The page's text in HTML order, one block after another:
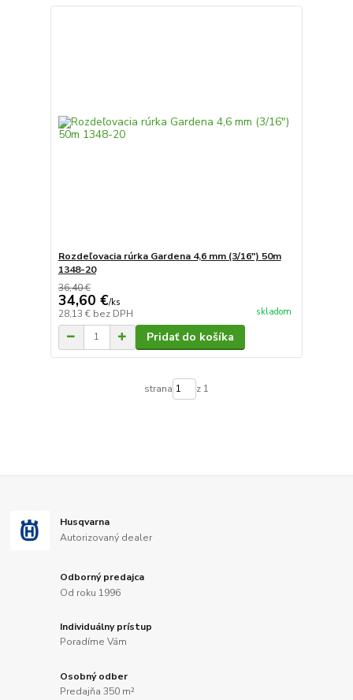
Rozdeľovacia rúrka Gardena 4,6 mm (3/16") 50m
1348-20
36,40 €
34,60 €/ks
28,13 € bez DPH skladom
Pridať do košíka
strana z 1
Husqvarna
Autorizovaný dealer
Odborný predajca
Od roku 1996
Individuálny prístup
Poradíme Vám
Osobný odber
Predajňa 350 m²